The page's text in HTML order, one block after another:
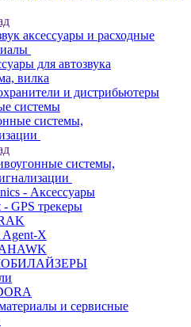
аксессуары и расходные
для автозвука
вилка
и дистрибьютеры
системы
системы,
системы,
- Аксессуары
- GPS трекеры
Agent-X
и сервисные